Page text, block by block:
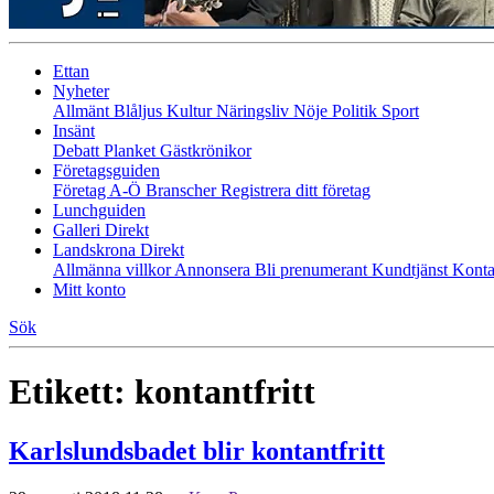
Ettan
Nyheter
Allmänt Blåljus KulturNäringsliv Nöje Politik Sport
Insänt
Debatt Planket Gästkrönikor
Företagsguiden
Företag A-Ö BranscherRegistrera ditt företag
Lunchguiden
Galleri Direkt
Landskrona Direkt
Allmänna villkorAnnonsera Bli prenumerant Kundtjänst
Mitt konto
Sök
Etikett: kontantfritt
Karlslundsbadet blir kontantfritt